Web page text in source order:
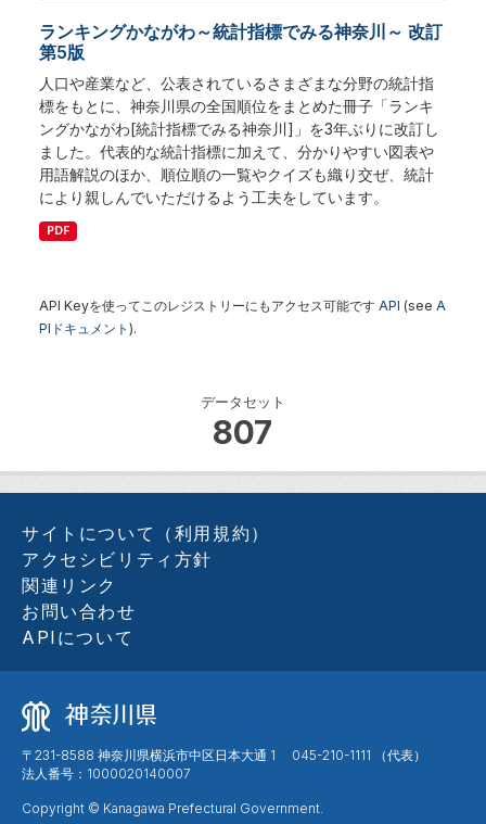
データセット
807
ランキングかながわ～統計指標でみる神奈川～ 改訂
第5版
人口や産業など、公表されているさまざまな分野の統計指
標をもとに、神奈川県の全国順位をまとめた冊子「ランキ
ングかながわ[統計指標でみる神奈川]」を3年ぶりに改訂し
ました。代表的な統計指標に加えて、分かりやすい図表や
用語解説のほか、順位順の一覧やクイズも織り交ぜ、統計
により親しんでいただけるよう工夫をしています。
PDF
API Keyを使ってこのレジストリーにもアクセス可能です API (see A
PIドキュメント ).
サイトについて（利用規約）
アクセシビリティ方針
関連リンク
お問い合わせ
APIについて
〒231-8588 神奈川県横浜市中区日本大通 1 045-210-1111 （代表）
法人番号：1000020140007
Copyright © Kanagawa Prefectural Government.